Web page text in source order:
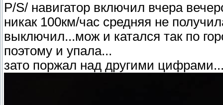
P/S/ навигатор включил вчера
никак 100км/час средняя не
выключил...мож и катался так по
поэтому и упала...
зато поржал над другими